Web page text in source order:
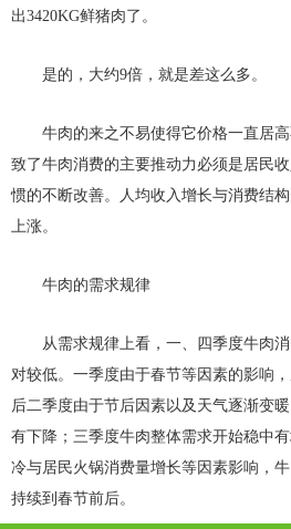
出3420KG鲜猪肉了。
是的，大约9倍，就是差这么多。
牛肉的来之不易使得它价格一直居
致了牛肉消费的主要推动力必须是居民
惯的不断改善。人均收入增长与消费结
上涨。
牛肉的需求规律
从需求规律上看，一、四季度牛肉
对较低。一季度由于春节等因素的影响
后二季度由于节后因素以及天气逐渐变
有下降；三季度牛肉整体需求开始稳中
冷与居民火锅消费量增长等因素影响，
持续到春节前后。